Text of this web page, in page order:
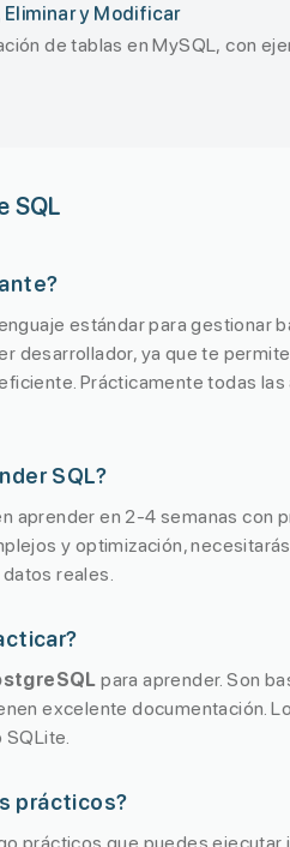
Eliminar y Modificar
de tablas en MySQL, con
SQL
estándar para gestionar
desarrollador, ya que te
Prácticamente todas
SQL?
aprender en 2-4 semanas con
y optimización,
reales.
para aprender. Son
excelente documentación.
SQLite.
prácticos?